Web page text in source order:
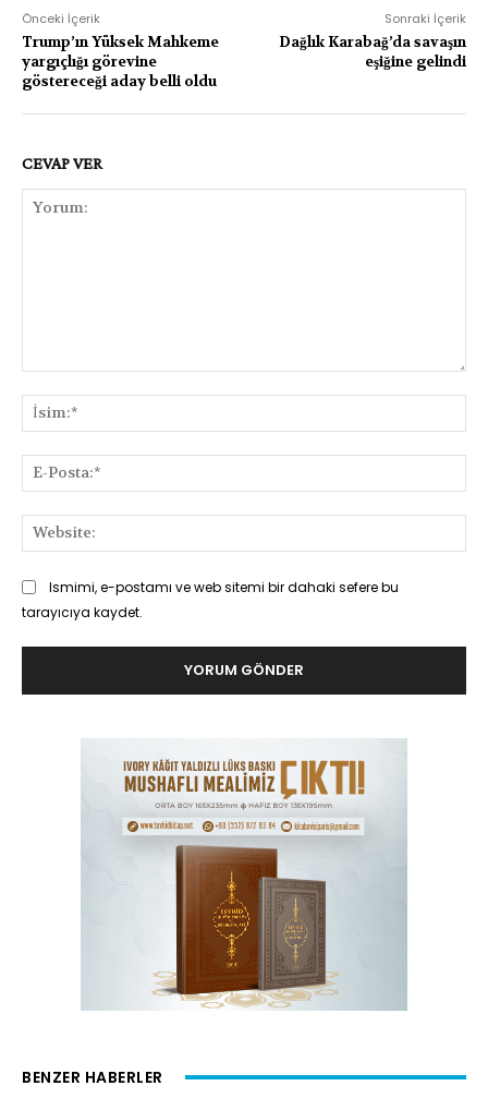
Önceki İçerik
Trump’ın Yüksek Mahkeme
yargıçlığı görevine
göstereceği aday belli oldu
Sonraki İçerik
Dağlık Karabağ’da savaşın
eşiğine gelindi
CEVAP VER
Ismimi, e-postamı ve web sitemi bir dahaki sefere bu
tarayıcıya kaydet.
BENZER HABERLER